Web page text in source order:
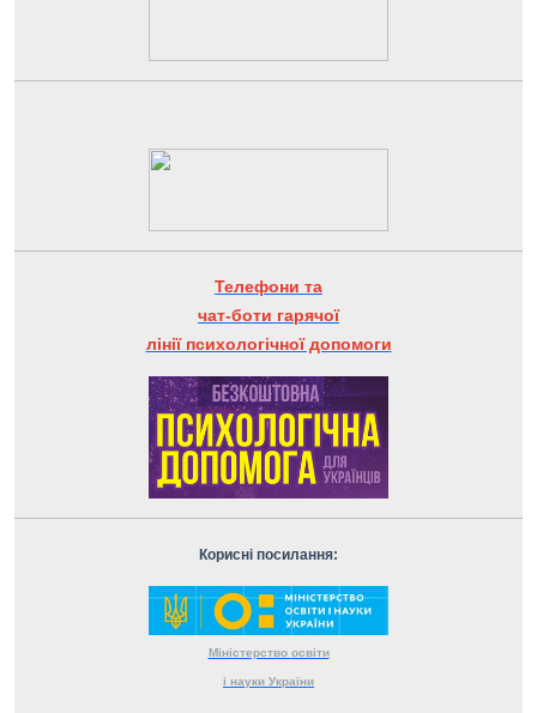
Телефони та
чат-боти гарячої
лінії психологічної допомоги
Корисні посилання:
Міністерство освіти
і науки України